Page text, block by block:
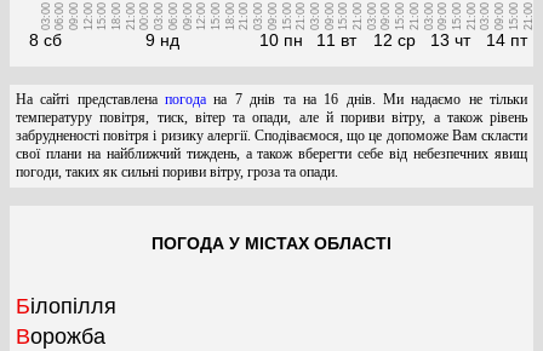
8 сб
03:0006:00 09:00 12:0015:00 18:00 21:00
9 нд
00:00 03:00 06:00 09:0012:00 15:00 18:0021:00
10 пн
03:00 09:00 15:0021:00
11 вт
03:00 09:0015:00 21:00
12 ср
03:0009:00 15:00 21:00
13 чт
03:0009:00 15:00 21:00
14 пт
03:00 09:00 15:00 21:00
На сайті представленапогода на 7 днів та на 16 днів. Ми надаємо не тільки
температуру повітря, тиск, вітер та опади, але й пориви вітру, а також рівень
забрудненості повітря і ризику алергії. Сподіваємося, що це допоможе Вам скласти
свої плани на найближчий тиждень, а також вберегти себе від небезпечних явищ
погоди, таких як сильні пориви вітру, гроза та опади.
ПОГОДА У МІСТАХ ОБЛАСТІ
Білопілля
Ворожба